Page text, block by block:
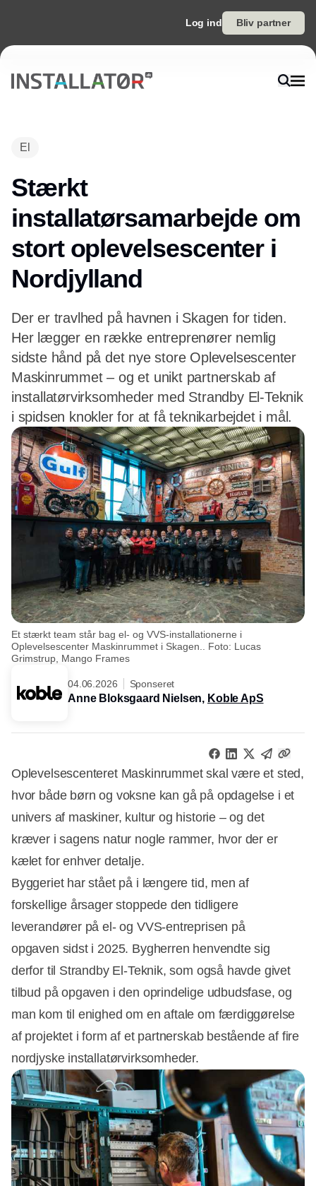
Log ind Bliv partner
El
Stærkt
installatørsamarbejde om
stort oplevelsescenter i
Nordjylland
Der er travlhed på havnen i Skagen for tiden.
Her lægger en række entreprenører nemlig
sidste hånd på det nye store Oplevelsescenter
Maskinrummet – og et unikt partnerskab af
installatørvirksomheder med Strandby El-Teknik
i spidsen knokler for at få teknikarbejdet i mål.
Et stærkt team står bag el- og VVS-installationerne i
Oplevelsescenter Maskinrummet i Skagen.. Foto: Lucas
Grimstrup, Mango Frames
04.06.2026 Sponseret
Anne Bloksgaard Nielsen, Koble ApS
Oplevelsescenteret Maskinrummet skal være et sted,
hvor både børn og voksne kan gå på opdagelse i et
univers af maskiner, kultur og historie – og det
kræver i sagens natur nogle rammer, hvor der er
kælet for enhver detalje.
Byggeriet har stået på i længere tid, men af
forskellige årsager stoppede den tidligere
leverandører på el- og VVS-entreprisen på
opgaven sidst i 2025. Bygherren henvendte sig
derfor til Strandby El-Teknik, som også havde givet
tilbud på opgaven i den oprindelige udbudsfase, og
man kom til enighed om en aftale om færdiggørelse
af projektet i form af et partnerskab bestående af fire
nordjyske installatørvirksomheder.